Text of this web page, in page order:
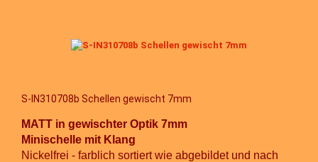
S-IN310708b Schellen gewischt 7mm
MATT in gewischter Optik 7mm
Minischelle mit Klang
Nickelfrei - farblich sortiert wie abgebildet und nach